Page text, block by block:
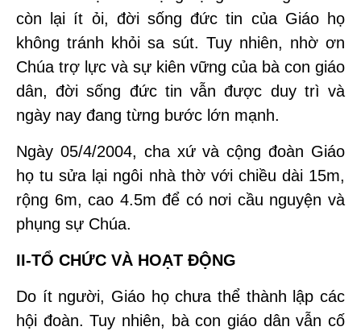
còn lại ít ỏi, đời sống đức tin của Giáo họ
không tránh khỏi sa sút. Tuy nhiên, nhờ ơn
Chúa trợ lực và sự kiên vững của bà con giáo
dân, đời sống đức tin vẫn được duy trì và
ngày nay đang từng bước lớn mạnh.
Ngày 05/4/2004, cha xứ và cộng đoàn Giáo
họ tu sửa lại ngôi nhà thờ với chiều dài 15m,
rộng 6m, cao 4.5m để có nơi cầu nguyện và
phụng sự Chúa.
II-TỔ CHỨC VÀ HOẠT ĐỘNG
Do ít người, Giáo họ chưa thể thành lập các
hội đoàn. Tuy nhiên, bà con giáo dân vẫn cố